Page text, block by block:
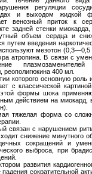
регуляции
и выходом жидкой
венозный приток к
задней стенки
объем сердца и
путем введения
мезотон (0,3—0,5
атропина. В связи с
реополигюкина 400 мл.
которого основную роль
с классической
формы шока
действием на миокард,
тяжелая форма со
связан с нарушением
снижение минутного
сокращений и
выброса, при
развития
сократительной